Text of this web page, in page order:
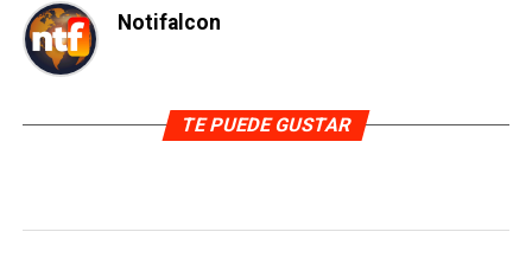
Notifalcon
TE PUEDE GUSTAR